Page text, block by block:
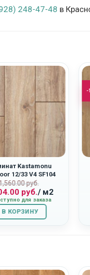
248-47-48 в
Kastamonu
12/33 V4 SF104
Самора»
руб.
Первоначальная
цена
составляла
1,560.00
руб..
руб.
Текущая
цена:
1,404.00
руб..
/ м2
для заказа
В КОРЗИНУ
-